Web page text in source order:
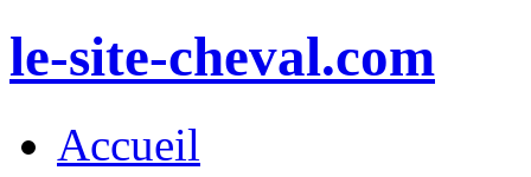
le-site-cheval.com
Accueil